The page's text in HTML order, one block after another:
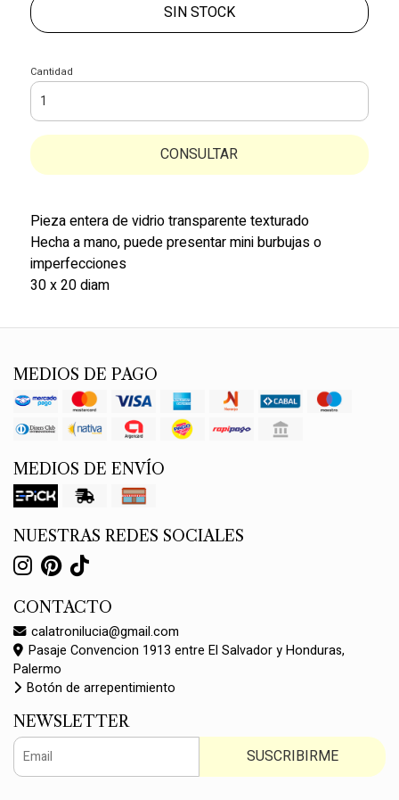
SIN STOCK
Cantidad
CONSULTAR
Pieza entera de vidrio transparente texturado
Hecha a mano, puede presentar mini burbujas o
imperfecciones
30 x 20 diam
MEDIOS DE PAGO
MEDIOS DE ENVÍO
NUESTRAS REDES SOCIALES
CONTACTO
calatronilucia@gmail.com
Pasaje Convencion 1913 entre El Salvador y Honduras,
Palermo
Botón de arrepentimiento
NEWSLETTER
SUSCRIBIRME